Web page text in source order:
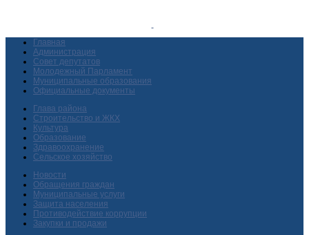
Главная
Администрация
Совет депутатов
Молодежный Парламент
Муниципальные образования
Официальные документы
Глава района
Строительство и ЖКХ
Культура
Образование
Здравоохранение
Сельское хозяйство
Новости
Обращения граждан
Муниципальные услуги
Защита населения
Противодействие коррупции
Закупки и продажи